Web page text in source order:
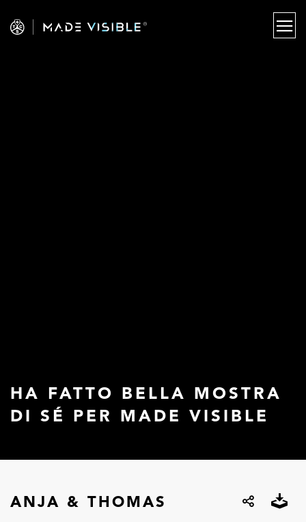
HA FATTO BELLA MOSTRA
DI SÉ PER MADE VISIBLE
ANJA & THOMAS